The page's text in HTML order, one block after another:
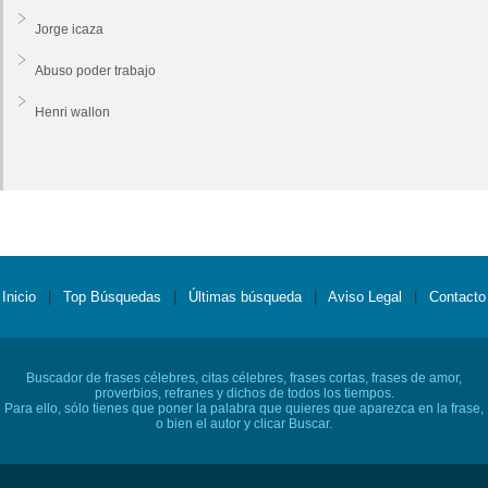
Jorge icaza
Abuso poder trabajo
Henri wallon
Inicio Top Búsquedas Últimas búsqueda Aviso Legal Contacto
Buscador de frases célebres, citas célebres, frases cortas, frases de amor,
proverbios, refranes y dichos de todos los tiempos.
Para ello, sólo tienes que poner la palabra que quieres que aparezca en la frase,
o bien el autor y clicar Buscar.